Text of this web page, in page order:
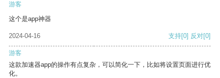
游客
这个是app神器
2024-04-16 支持[0] 反对[0]
游客
这款加速器app的操作有点复杂，可以简化一下，比如将设置页面进行优
化。